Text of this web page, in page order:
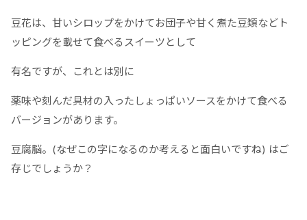
豆花は、甘いシロップをかけてお団子や甘く煮た豆類などト
ッピングを載せて食べるスイーツとして
有名ですが、これとは別に
薬味や刻んだ具材の入ったしょっぱいソースをかけて食べる
バージョンがあります。
豆腐脳。(なぜこの字になるのか考えると面白いですね) はご
存じでしょうか？